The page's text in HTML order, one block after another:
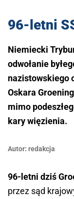
96-letni
Niemiecki
odwołanie
nazistowskiego
Oskara
mimo
kary więzienia.
Autor: redakcja
96-letni dziś
przez sąd